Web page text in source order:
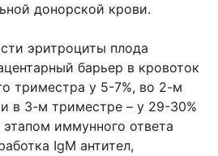
донорской крови.
эритроциты плода
барьер в кровоток
триместра у 5-7%, во 2-м
в 3-м триместре – у 29-30%
иммунного ответа
IgМ антител,